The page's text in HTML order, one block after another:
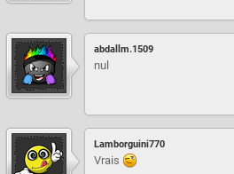
abdallm.1509
nul
Lamborguini770
Vrais